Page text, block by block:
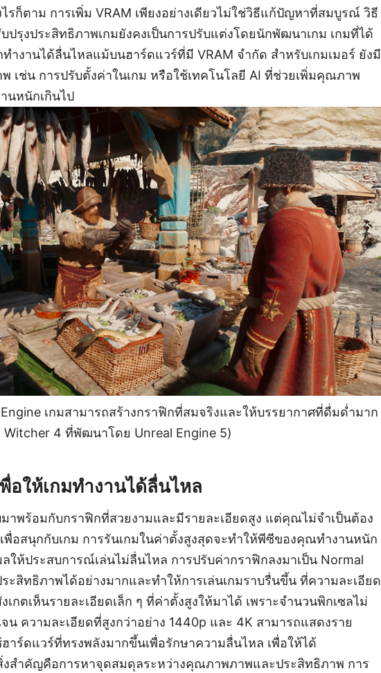
รก็ตาม การเพิ่ม VRAM เพียงอย่างเดียวไม่ใช่วิธีแก้ปัญหาที่สมบูรณ์ วิธี
รุงประสิทธิภาพเกมยังคงเป็นการปรับแต่งโดยนักพัฒนาเกม เกมที่ได้
ำงานได้ลื่นไหลแม้บนฮาร์ดแวร์ที่มี VRAM จำกัด สำหรับเกมเมอร์ ยังมี
เช่น การปรับตั้งค่าในเกม หรือใช้เทคโนโลยี AI ที่ช่วยเพิ่มคุณภาพ
นหนักเกินไป
เกมสามารถสร้างกราฟิกที่สมจริงและให้บรรยากาศที่ดื่มด่ำมาก
4 ที่พัฒนาโดย Unreal Engine 5)
อให้เกมทำงานได้ลื่นไหล
าพร้อมกับกราฟิกที่สวยงามและมีรายละเอียดสูง แต่คุณไม่จำเป็นต้อง
พื่อสนุกกับเกม การรันเกมในค่าตั้งสูงสุดจะทำให้พีซีของคุณทำงานหนัก
ลให้ประสบการณ์เล่นไม่ลื่นไหล การปรับค่ากราฟิกลงมาเป็น Normal
ะสิทธิภาพได้อย่างมากและทำให้การเล่นเกมราบรื่นขึ้น ที่ความละเอียด
กตเห็นรายละเอียดเล็ก ๆ ที่ค่าตั้งสูงให้มาได้ เพราะจำนวนพิกเซลไม่
น ความละเอียดที่สูงกว่าอย่าง 1440p และ 4K สามารถแสดงราย
าร์ดแวร์ที่ทรงพลังมากขึ้นเพื่อรักษาความลื่นไหล เพื่อให้ได้
สำคัญคือการหาจุดสมดุลระหว่างคุณภาพภาพและประสิทธิภาพ การ